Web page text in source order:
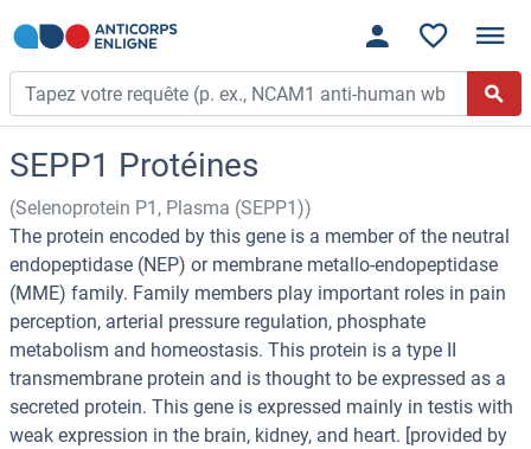
SEPP1 Protéines
(Selenoprotein P1, Plasma (SEPP1))
The protein encoded by this gene is a member of the neutral
endopeptidase (NEP) or membrane metallo-endopeptidase
(MME) family. Family members play important roles in pain
perception, arterial pressure regulation, phosphate
metabolism and homeostasis. This protein is a type II
transmembrane protein and is thought to be expressed as a
secreted protein. This gene is expressed mainly in testis with
weak expression in the brain, kidney, and heart. [provided by